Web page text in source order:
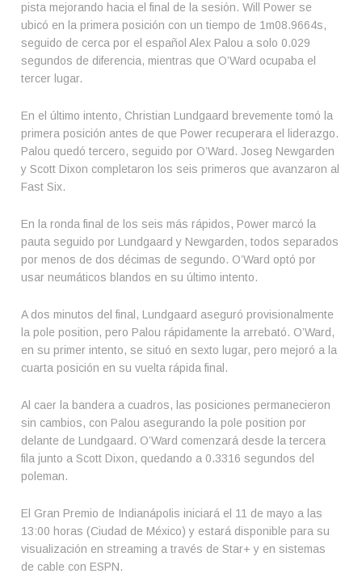
pista mejorando hacia el final de la sesión. Will Power se
ubicó en la primera posición con un tiempo de 1m08.9664s,
seguido de cerca por el español Alex Palou a solo 0.029
segundos de diferencia, mientras que O’Ward ocupaba el
tercer lugar.
En el último intento, Christian Lundgaard brevemente tomó la
primera posición antes de que Power recuperara el liderazgo.
Palou quedó tercero, seguido por O’Ward. Joseg Newgarden
y Scott Dixon completaron los seis primeros que avanzaron al
Fast Six.
En la ronda final de los seis más rápidos, Power marcó la
pauta seguido por Lundgaard y Newgarden, todos separados
por menos de dos décimas de segundo. O’Ward optó por
usar neumáticos blandos en su último intento.
A dos minutos del final, Lundgaard aseguró provisionalmente
la pole position, pero Palou rápidamente la arrebató. O’Ward,
en su primer intento, se situó en sexto lugar, pero mejoró a la
cuarta posición en su vuelta rápida final.
Al caer la bandera a cuadros, las posiciones permanecieron
sin cambios, con Palou asegurando la pole position por
delante de Lundgaard. O’Ward comenzará desde la tercera
fila junto a Scott Dixon, quedando a 0.3316 segundos del
poleman.
El Gran Premio de Indianápolis iniciará el 11 de mayo a las
13:00 horas (Ciudad de México) y estará disponible para su
visualización en streaming a través de Star+ y en sistemas
de cable con ESPN.